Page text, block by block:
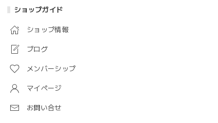
ショップガイド
ショップ情報
ブログ
メンバーシップ
マイページ
お問い合せ